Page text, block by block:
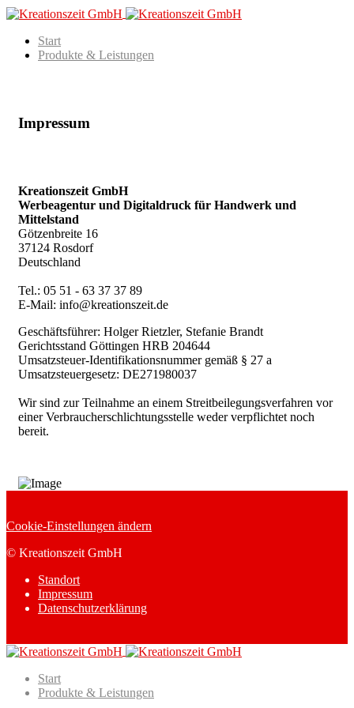
Start
Produkte & Leistungen
Impressum
Kreationszeit GmbH
Werbeagentur und Digitaldruck für Handwerk und
Mittelstand
Götzenbreite 16
37124 Rosdorf
Deutschland
Tel.: 05 51 - 63 37 37 89
E-Mail: info@kreationszeit.de
Geschäftsführer: Holger Rietzler, Stefanie Brandt
Gerichtsstand Göttingen HRB 204644
Umsatzsteuer-Identifikationsnummer gemäß § 27 a
Umsatzsteuergesetz: DE271980037
Wir sind zur Teilnahme an einem Streitbeilegungsverfahren vor
einer Verbraucherschlichtungsstelle weder verpflichtet noch
bereit.
Cookie-Einstellungen ändern
© Kreationszeit GmbH
Standort
Impressum
Datenschutzerklärung
Start
Produkte & Leistungen